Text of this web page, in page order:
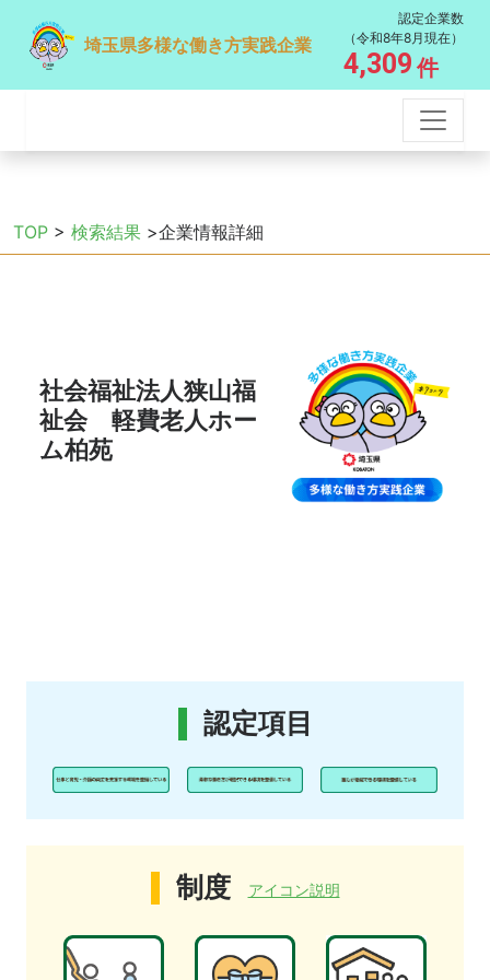
埼玉県多様な働き方実践企業
認定企業数
（令和8年8月現在）
4,309 件
TOP > 検索結果 >企業情報詳細
社会福祉法人狭山福
祉会 軽費老人ホー
ム柏苑
認定項目
制度 アイコン説明